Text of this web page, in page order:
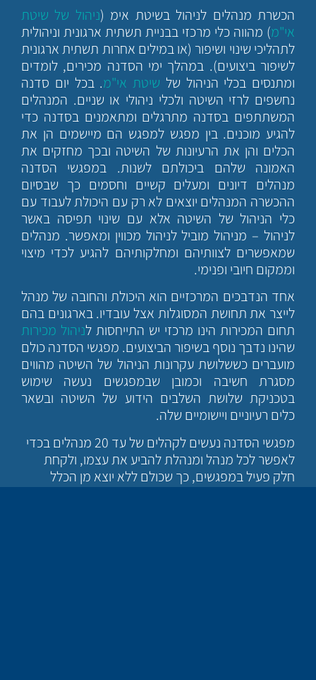
הכשרת מנהלים לניהול בשיטת אימ (ניהול של שיטת
אי"מ) מהווה כלי מרכזי בבניית תשתית ארגונית וניהולית
לתהליכי שינוי ושיפור (או במילים אחרות תשתית ארגונית
לשיפור ביצועים). במהלך ימי הסדנה מכירים, לומדים
ומתנסים בכלי הניהול של שיטת אי"מ. בכל יום סדנה
נחשפים לרזי השיטה ולכלי ניהולי או שניים. המנהלים
המשתתפים בסדנה מתרגלים ומתאמנים בסדנה כדי
להגיע מוכנים. בין מפגש למפגש הם מיישמים הן את
הכלים והן את הרעיונות של השיטה ובכך מחזקים את
האמונה שלהם ביכולתם לשנות. במפגשי הסדנה
מנהלים דיונים ומעלים קשיים וחסמים כך שבסיום
ההכשרה המנהלים יוצאים לא רק עם היכולת לעבוד עם
כלי הניהול של השיטה אלא עם שינוי תפיסה באשר
לניהול – מניהול מוביל לניהול מכווין ומאפשר. מנהלים
שמאפשרים לצוותיהם ומחלקותיהם להגיע לכדי מיצוי
וממקום חיובי ופנימי.
אחד הנדבכים המרכזיים הוא היכולת והחובה של מנהל
לייצר את תחושת המסוגלות אצל עובדיו. בארגונים בהם
תחום המכירות הינו מרכזי יש התייחסות לניהול מכירות
שהינו נדבך נוסף בשיפור הביצועים. מפגשי הסדנה כולם
מועברים כששלושת עקרונות הניהול של השיטה מהווים
מסגרת חשיבה וכמובן שבמפגשים נעשה שימוש
בטכניקת שלושת השלבים הידוע של השיטה ובשאר
כלים רעיוניים ויישומיים שלה.
מפגשי הסדנה נעשים לקהלים של עד 20 מנהלים בכדי
לאפשר לכל מנהל ומנהלת להביע את עצמו, ולקחת
חלק פעיל במפגשים, כך שכולם ללא יוצא מן הכלל
ירתמו ויתרמו.